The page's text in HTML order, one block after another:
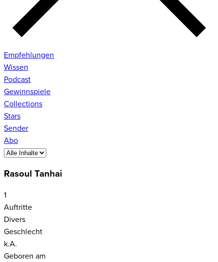
Empfehlungen
Wissen
Podcast
Gewinnspiele
Collections
Stars
Sender
Abo
Rasoul Tanhai
1
Auftritte
Divers
Geschlecht
k.A.
Geboren am